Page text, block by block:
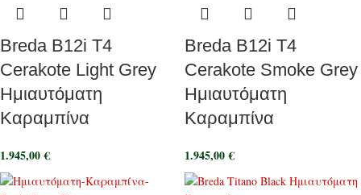
Breda B12i T4
Cerakote Light Grey
Ημιαυτόματη
Καραμπίνα
1.945,00€
Breda B12i T4
Cerakote Smoke Grey
Ημιαυτόματη
Καραμπίνα
1.945,00€